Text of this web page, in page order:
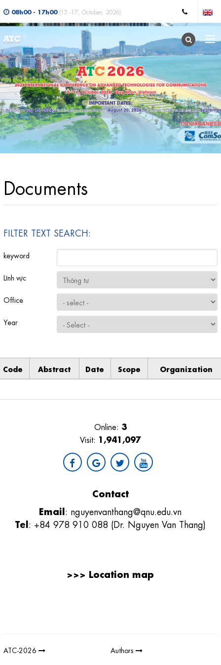
08h00 - 17h00 (15 -17, October, 2026)
Documents
FILTER TEXT SEARCH:
keyword
Lĩnh vực
Office
Year
Code Abstract Date Scope Organization
Online: 3
Visit: 1,941,097
Contact
Email: nguyenvanthang@qnu.edu.vn
Tel: +84 978 910 088 (Dr. Nguyen Van Thang)
>>> Location map
ATC-2026 Authors